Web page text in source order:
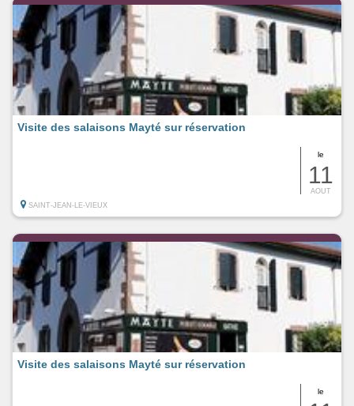
le
11
AOUT
Visite des salaisons Mayté sur réservation
SAINT-JEAN-LE-VIEUX
le
Visite des salaisons Mayté sur réservation